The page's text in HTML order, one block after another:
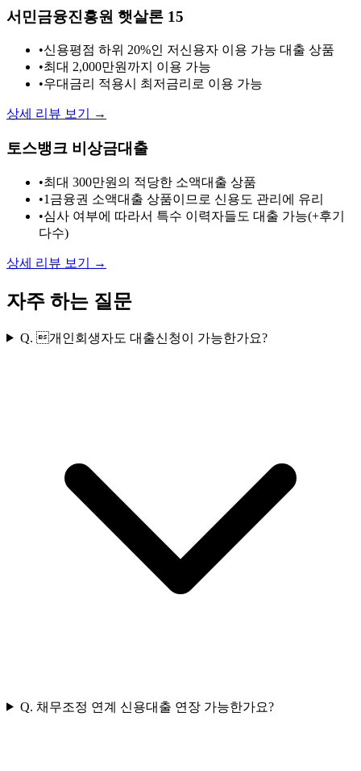
서민금융진흥원 햇살론 15
•신용평점 하위 20%인 저신용자 이용 가능 대출 상품
•최대 2,000만원까지 이용 가능
•우대금리 적용시 최저금리로 이용 가능
상세 리뷰 보기 →
토스뱅크 비상금대출
•최대 300만원의 적당한 소액대출 상품
•1금융권 소액대출 상품이므로 신용도 관리에 유리
•심사 여부에 따라서 특수 이력자들도 대출 가능(+후기
다수)
상세 리뷰 보기 →
자주 하는 질문
Q. 개인회생자도 대출신청이 가능한가요?
Q. 채무조정 연계 신용대출 연장 가능한가요?